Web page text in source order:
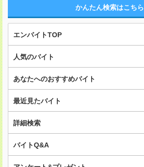
かんたん検索はこちら
エンバイトTOP
人気のバイト
あなたへのおすすめバイト
最近見たバイト
詳細検索
バイトQ&A